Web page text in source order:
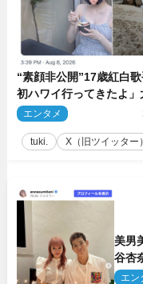
“素顔非公開”17歳紅白
初ハワイ行ってきたよ」
ョット公開
エンタメ
tuki. X（旧ツイッター）
美男
谷杏
エン